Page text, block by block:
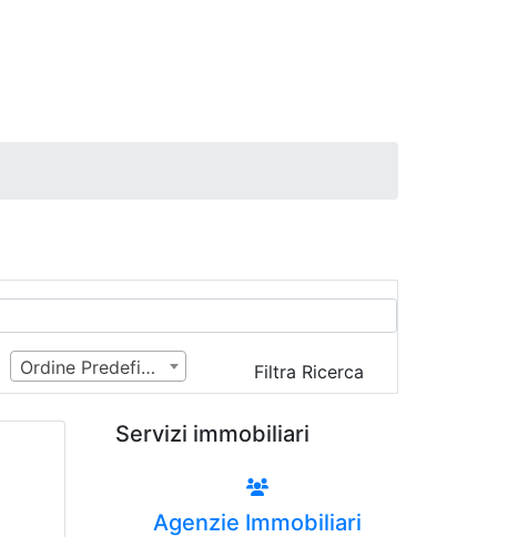
Ordine Predefinito Filtra Ricerca
Servizi immobiliari
Agenzie Immobiliari